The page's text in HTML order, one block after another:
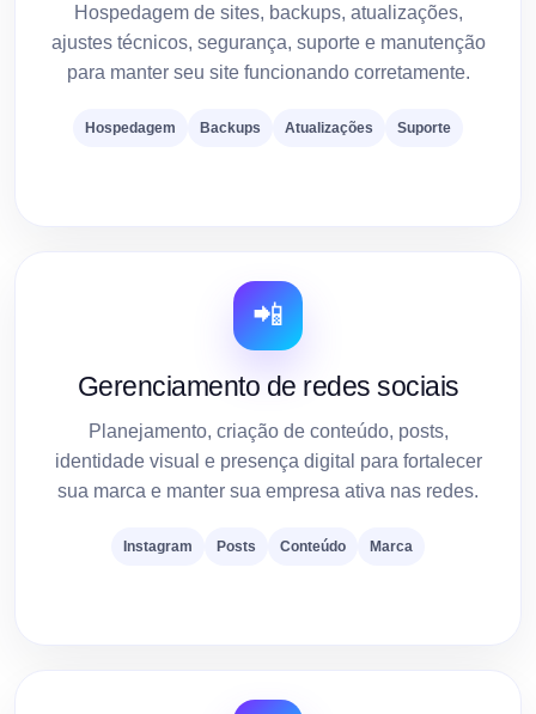
Hospedagem de sites, backups, atualizações,
ajustes técnicos, segurança, suporte e manutenção
para manter seu site funcionando corretamente.
Hospedagem Backups Atualizações Suporte
📲
Gerenciamento de redes sociais
Planejamento, criação de conteúdo, posts,
identidade visual e presença digital para fortalecer
sua marca e manter sua empresa ativa nas redes.
Instagram Posts Conteúdo Marca